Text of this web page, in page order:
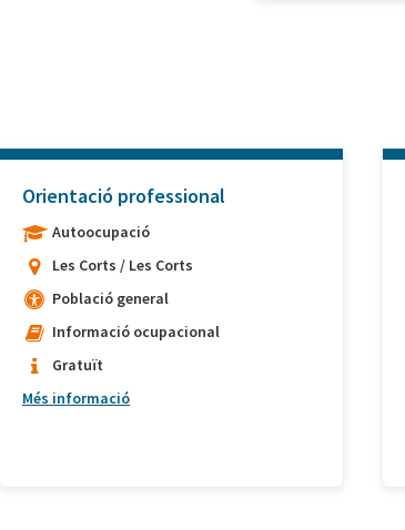
Orientació professional
Autoocupació
Les Corts / Les Corts
Població general
Informació ocupacional
Gratuït
Més informació